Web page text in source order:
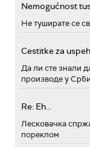
Nemogućnost
Не туширате се
Cestitke za uspeh
Да ли сте знали
производе у
Re: Eh...
Лесковачка
пореклом